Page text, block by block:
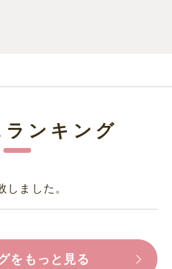
ンキング
ました。
をもっと見る